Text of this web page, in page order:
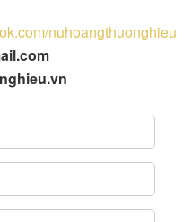
nuhoangthuonghieu